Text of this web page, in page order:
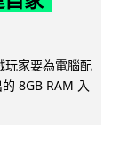
家要為電腦配
8GB RAM 入